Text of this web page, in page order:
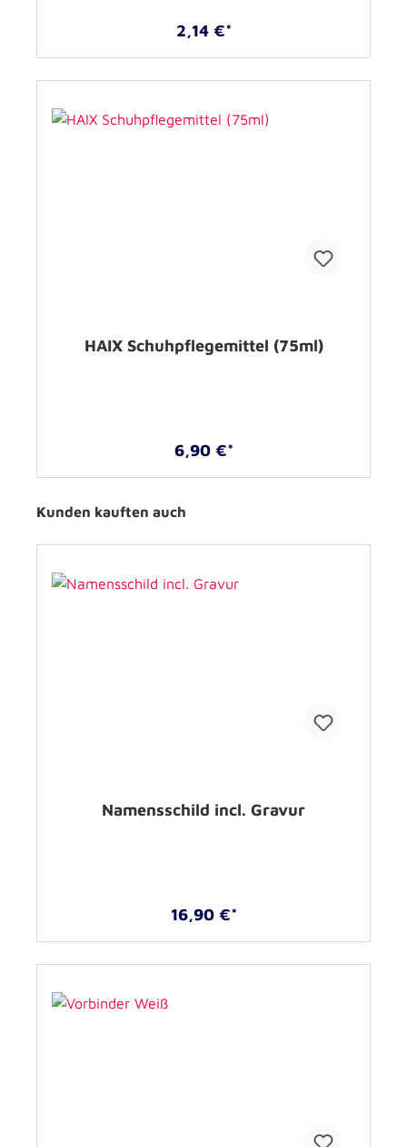
2,14 €*
HAIX Schuhpflegemittel (75ml)
6,90 €*
Kunden kauften auch
Namensschild incl. Gravur
16,90 €*